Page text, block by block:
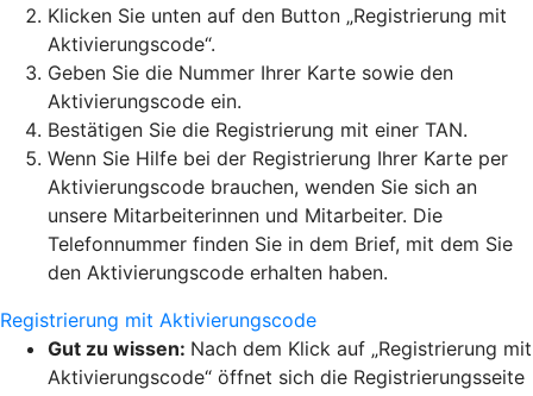
Klicken Sie unten auf den Button „Registrierung mit
Aktivierungscode“.
Geben Sie die Nummer Ihrer Karte sowie den
Aktivierungscode ein.
Bestätigen Sie die Registrierung mit einer TAN.
Wenn Sie Hilfe bei der Registrierung Ihrer Karte per
Aktivierungscode brauchen, wenden Sie sich an
unsere Mitarbeiterinnen und Mitarbeiter. Die
Telefonnummer finden Sie in dem Brief, mit dem Sie
den Aktivierungscode erhalten haben.
Registrierung mit Aktivierungscode
Gut zu wissen: Nach dem Klick auf „Registrierung mit
Aktivierungscode“ öffnet sich die Registrierungsseite